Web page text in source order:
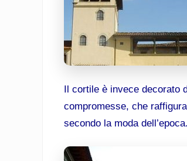
Il cortile è invece decorato
compromesse, che
secondo la moda dell’epoca.